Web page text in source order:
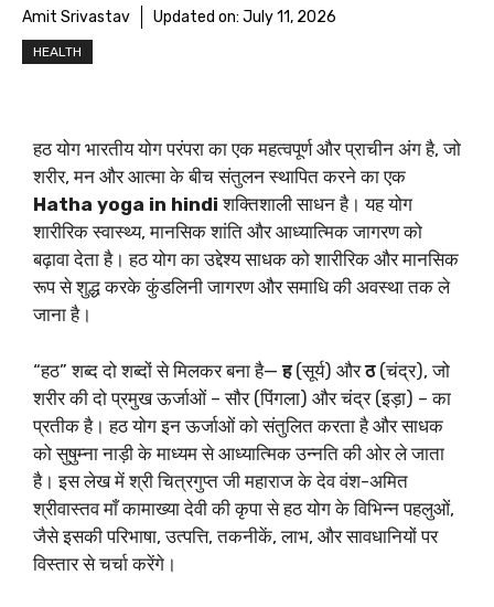
Amit Srivastav Updated on: July 11, 2026
HEALTH
हठ योग भारतीय योग परंपरा का एक महत्वपूर्ण और प्राचीन अंग है, जो
शरीर, मन और आत्मा के बीच संतुलन स्थापित करने का एक
Hatha yoga in hindi शक्तिशाली साधन है। यह योग
शारीरिक स्वास्थ्य, मानसिक शांति और आध्यात्मिक जागरण को
बढ़ावा देता है। हठ योग का उद्देश्य साधक को शारीरिक और मानसिक
रूप से शुद्ध करके कुंडलिनी जागरण और समाधि की अवस्था तक ले
जाना है।
“हठ” शब्द दो शब्दों से मिलकर बना है—ह(सूर्य) औरठ(चंद्र), जो
शरीर की दो प्रमुख ऊर्जाओं – सौर (पिंगला) और चंद्र (इड़ा) – का
प्रतीक है। हठ योग इन ऊर्जाओं को संतुलित करता है और साधक
को सुषुम्ना नाड़ी के माध्यम से आध्यात्मिक उन्नति की ओर ले जाता
है। इस लेख में श्री चित्रगुप्त जी महाराज के देव वंश-अमित
श्रीवास्तव माँ कामाख्या देवी की कृपा से हठ योग के विभिन्न पहलुओं,
जैसे इसकी परिभाषा, उत्पत्ति, तकनीकें, लाभ, और सावधानियों पर
विस्तार से चर्चा करेंगे।